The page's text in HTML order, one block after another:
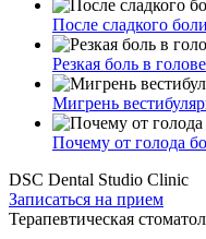
После сладкого
Резкая боль в голове
Мигрень
Почему от голода
DSC Dental Studio Clinic
Записаться на прием
Терапевтическая